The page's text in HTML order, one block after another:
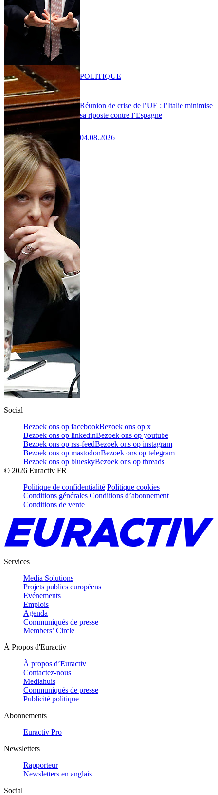
Réunion de crise de l’UE : l’Italie minimise
sa riposte contre l’Espagne
04.08.2026
POLITIQUE
Social
Bezoek ons op facebookBezoek ons op x
Bezoek ons op linkedinBezoek ons op youtube
Bezoek ons op rss-feedBezoek ons op instagram
Bezoek ons op mastodonBezoek ons op telegram
Bezoek ons op blueskyBezoek ons op threads
© 2026 Euractiv FR
Politique de confidentialité Politique cookies
Conditions générales Conditions d’abonnement
Conditions de vente
Services
Media Solutions
Projets publics européens
Evénements
Emplois
Agenda
Communiqués de presse
Members’ Circle
À Propos d'Euractiv
À propos d’Euractiv
Contactez-nous
Mediahuis
Communiqués de presse
Publicité politique
Abonnements
Euractiv Pro
Newsletters
Rapporteur
Newsletters en anglais
Social